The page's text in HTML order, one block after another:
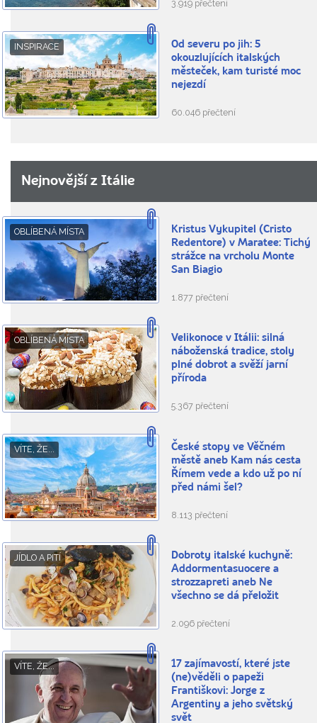
3.919 přečtení
INSPIRACE
Od severu po jih: 5
okouzlujících italských
městeček, kam turisté moc
nejezdí
60.046 přečtení
Nejnovější z Itálie
OBLÍBENÁ MÍSTA
Kristus Vykupitel (Cristo
Redentore) v Maratee: Tichý
strážce na vrcholu Monte
San Biagio
1.877 přečtení
OBLÍBENÁ MÍSTA
Velikonoce v Itálii: silná
náboženská tradice, stoly
plné dobrot a svěží jarní
příroda
5.367 přečtení
VÍTE, ŽE...
České stopy ve Věčném
městě aneb Kam nás cesta
Římem vede a kdo už po ní
před námi šel?
8.113 přečtení
JÍDLO A PITÍ
Dobroty italské kuchyně:
Addormentasuocere a
strozzapreti aneb Ne
všechno se dá přeložit
2.096 přečtení
VÍTE, ŽE...
17 zajímavostí, které jste
(ne)věděli o papeži
Františkovi: Jorge z
Argentiny a jeho světský
svět